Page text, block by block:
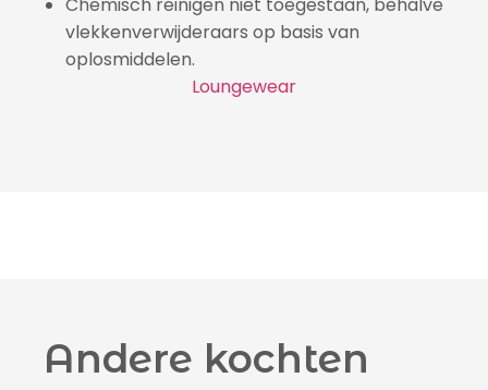
vlekkenverwijderaars op basis van
oplosmiddelen.
Loungewear
Andere kochten